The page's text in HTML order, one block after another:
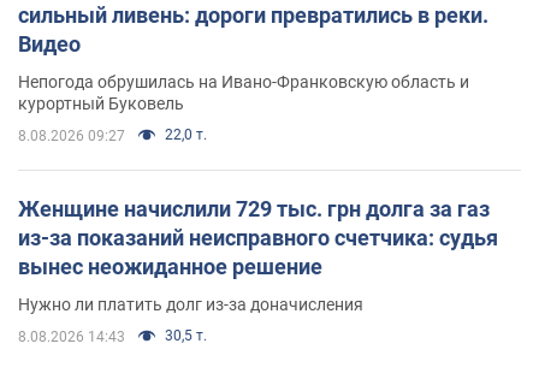
сильный ливень: дороги превратились в реки.
Видео
Непогода обрушилась на Ивано-Франковскую область и
курортный Буковель
8.08.2026 09:27 22,0 т.
Женщине начислили 729 тыс. грн долга за газ
из-за показаний неисправного счетчика: судья
вынес неожиданное решение
Нужно ли платить долг из-за доначисления
8.08.2026 14:43 30,5 т.